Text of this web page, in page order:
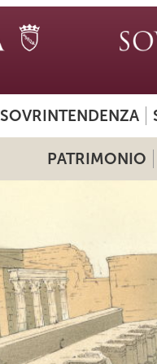
SOVRINTENDENZA
PATRIMONIO